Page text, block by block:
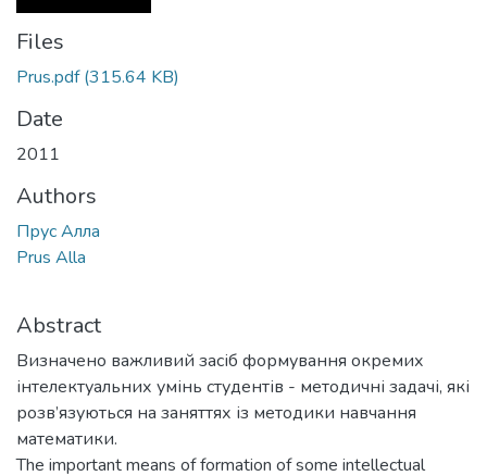
Files
Prus.pdf(315.64 KB)
Date
2011
Authors
Прус Алла
Prus Alla
Abstract
Визначено важливий засіб формування окремих
інтелектуальних умінь студентів - методичні задачі, які
розв’язуються на заняттях із методики навчання
математики.
The important means of formation of some intellectual